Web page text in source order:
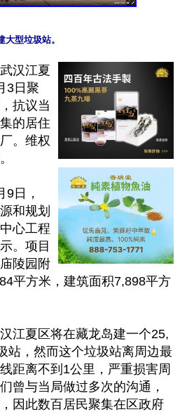
汉江夏
3日聚
抗议当
的居住
。维权
9日，
和规划
心工程
。项目
陵园附
平方米，建筑面积7,898平方
江夏区将在藏龙岛建一个25,
站，然而这个垃圾站离周边最
距离不到1公里，严重损害周
曾与当局做过多次的沟通，
因此数百居民聚集在区政府